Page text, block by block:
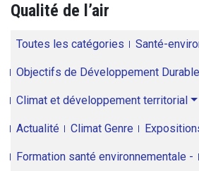
Qualité de l’air
Toutes les catégories Santé-
Objectifs de Développement Durable
Climat et développement territorial
Actualité Climat Genre
Formation santé environnementale -